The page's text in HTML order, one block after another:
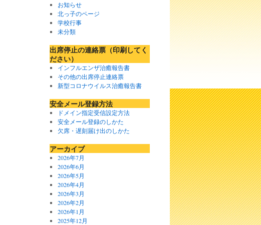
お知らせ
北っ子のページ
学校行事
未分類
出席停止の連絡票（印刷してく
ださい）
インフルエンザ治癒報告書
その他の出席停止連絡票
新型コロナウイルス治癒報告書
安全メール登録方法
ドメイン指定受信設定方法
安全メール登録のしかた
欠席・遅刻届け出のしかた
アーカイブ
2026年7月
2026年6月
2026年5月
2026年4月
2026年3月
2026年2月
2026年1月
2025年12月